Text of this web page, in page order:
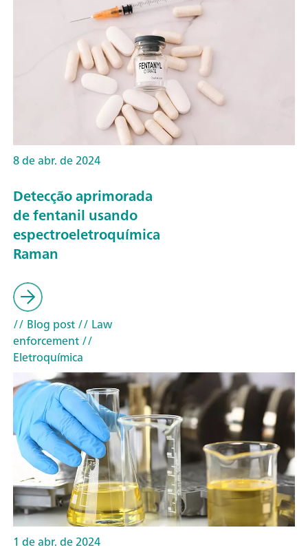
8 de abr. de 2024
Detecção aprimorada
de fentanil usando
espectroeletroquímica
Raman
// Blog post// Law
enforcement//
Eletroquímica
1 de abr. de 2024